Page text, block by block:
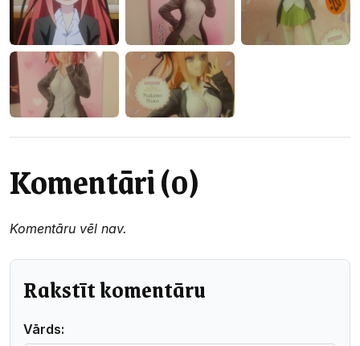
Komentāri (0)
Komentāru vēl nav.
Rakstīt komentāru
Vārds: